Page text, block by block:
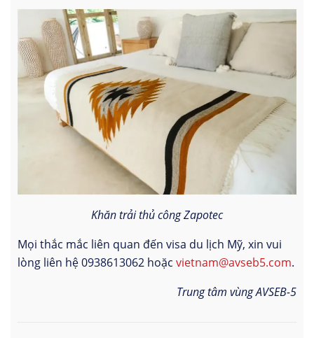
Khăn trải thủ công Zapotec
Mọi thắc mắc liên quan đến visa du lịch Mỹ, xin vui
lòng liên hệ 0938613062 hoặc vietnam@avseb5.com.
Trung tâm vùng AVSEB-5